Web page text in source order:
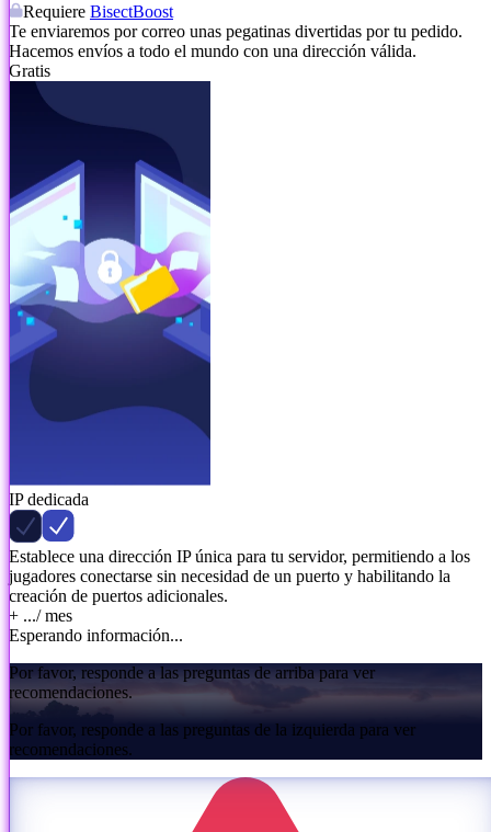
Requiere BisectBoost
Te enviaremos por correo unas pegatinas divertidas por tu pedido.
Hacemos envíos a todo el mundo con una dirección válida.
Gratis
IP dedicada
Establece una dirección IP única para tu servidor, permitiendo a los
jugadores conectarse sin necesidad de un puerto y habilitando la
creación de puertos adicionales.
+ .../ mes
Esperando información...
Por favor, responde a las preguntas de arriba para ver
recomendaciones.
Por favor, responde a las preguntas de la izquierda para ver
recomendaciones.